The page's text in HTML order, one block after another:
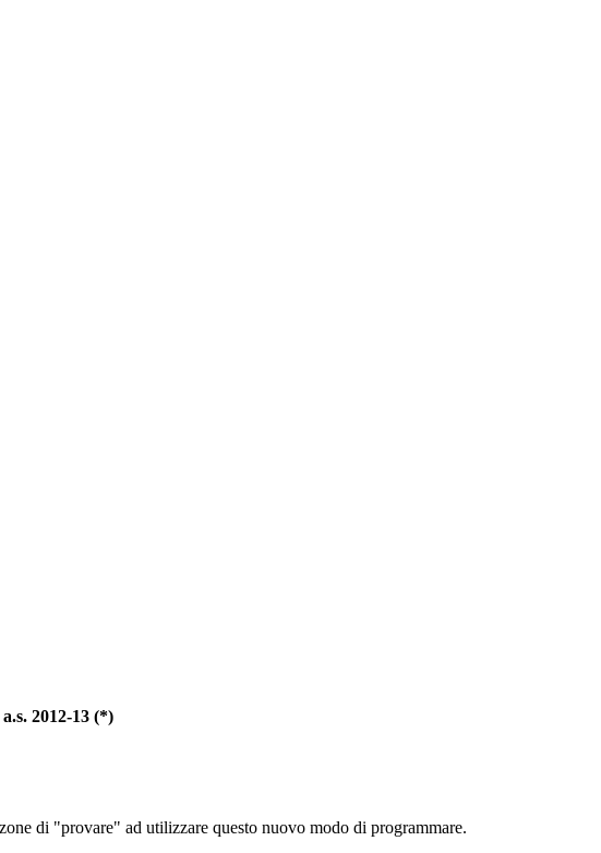
2012-13 (*)
di "provare" ad utilizzare questo nuovo modo di programmare.